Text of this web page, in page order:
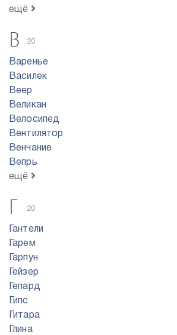
ещё
В 20
Варенье
Василек
Веер
Великан
Велосипед
Вентилятор
Венчание
Вепрь
ещё
Г 20
Гантели
Гарем
Гарпун
Гейзер
Гепард
Гипс
Гитара
Глина